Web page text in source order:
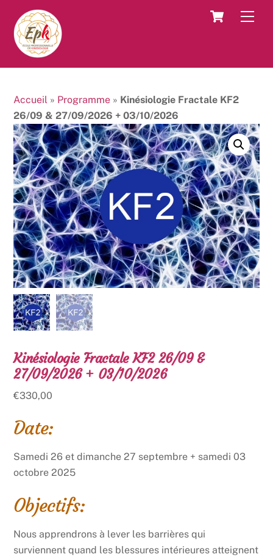
content
Cart
Accueil » Programme » Kinésiologie Fractale KF2
26/09 & 27/09/2026 + 03/10/2026
Kinésiologie Fractale KF2 26/09 &
27/09/2026 + 03/10/2026
€330,00
Date:
Samedi 26 et dimanche 27 septembre + samedi 03
octobre 2025
Objectifs:
Nous apprendrons à lever les barrières qui
surviennent quand les blessures intérieures atteignent